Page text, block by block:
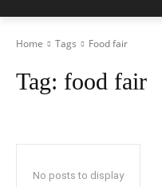
Home Tags Food fair
Tag: food fair
No posts to display